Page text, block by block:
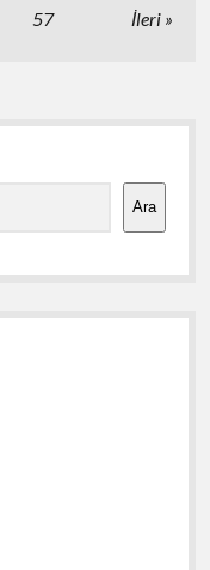
57 İleri
Ara